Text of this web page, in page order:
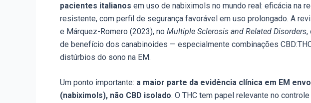
pacientes italianos em uso de nabiximols no mundo real: eficácia na
resistente, com perfil de segurança favorável em uso prolongado. A
e Márquez-Romero (2023), no Multiple Sclerosis and Related Disorders,
de benefício dos canabinoides — especialmente combinações
distúrbios do sono na EM.
Um ponto importante: a maior parte da evidência clínica em EM
(nabiximols), não CBD isolado. O THC tem papel relevante no